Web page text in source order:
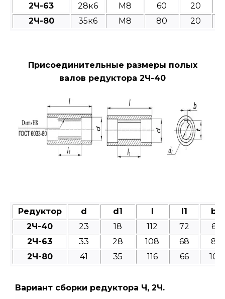
2Ч-63
28к6 M8 60 20
2Ч-80
35к6 M8 80 20
Присоединительные размеры полых
валов редуктора 2Ч-40
Редуктор d d1 l l1
b
2Ч-40
23 18 112 72
6
2Ч-63
33 28 108 68
8
2Ч-80
41 35 116 66 10
Вариант сборки редуктора Ч, 2Ч.